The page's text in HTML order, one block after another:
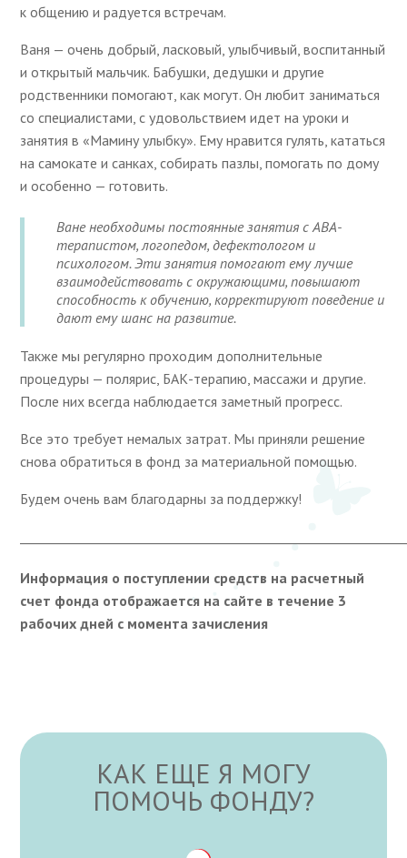
к общению и радуется встречам.
Ваня — очень добрый, ласковый, улыбчивый, воспитанный
и открытый мальчик. Бабушки, дедушки и другие
родственники помогают, как могут. Он любит заниматься
со специалистами, с удовольствием идет на уроки и
занятия в «Мамину улыбку». Ему нравится гулять, кататься
на самокате и санках, собирать пазлы, помогать по дому
и особенно — готовить.
Ване необходимы постоянные занятия с АВА-
терапистом, логопедом, дефектологом и
психологом. Эти занятия помогают ему лучше
взаимодействовать с окружающими, повышают
способность к обучению, корректируют поведение и
дают ему шанс на развитие.
Также мы регулярно проходим дополнительные
процедуры — полярис, БАК-терапию, массажи и другие.
После них всегда наблюдается заметный прогресс.
Все это требует немалых затрат. Мы приняли решение
снова обратиться в фонд за материальной помощью.
Будем очень вам благодарны за поддержку!
Информация о поступлении средств на расчетный
счет фонда отображается на сайте в течение 3
рабочих дней с момента зачисления
КАК ЕЩЕ Я МОГУ
ПОМОЧЬ ФОНДУ?